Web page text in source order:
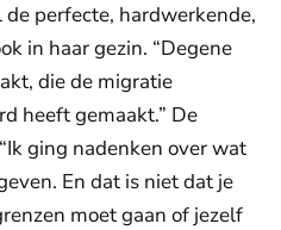
de perfecte, hardwerkende,
in haar gezin. “Degene
die de migratie
heeft gemaakt.” De
ging nadenken over wat
En dat is niet dat je
moet gaan of jezelf